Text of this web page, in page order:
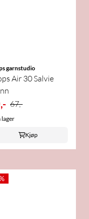
garnstudio
Air 30 Salvie
67,-
lager
Kjøp